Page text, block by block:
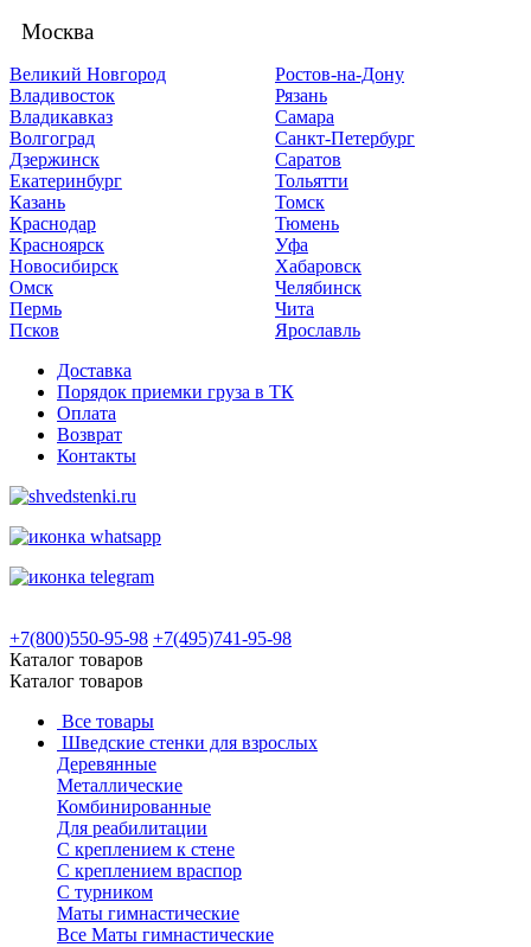
Москва
Великий Новгород
Владивосток
Владикавказ
Волгоград
Дзержинск
Екатеринбург
Казань
Краснодар
Красноярск
Новосибирск
Омск
Пермь
Псков
Ростов-на-Дону
Рязань
Самара
Санкт-Петербург
Саратов
Тольятти
Томск
Тюмень
Уфа
Хабаровск
Челябинск
Чита
Ярославль
Доставка
Порядок приемки груза в ТК
Оплата
Возврат
Контакты
+7(800)550-95-98 +7(495)741-95-98
Каталог товаров
Каталог товаров
Все товары
Шведские стенки для взрослых
Деревянные
Металлические
Комбинированные
Для реабилитации
С креплением к стене
С креплением враспор
С турником
Маты гимнастические
Все Маты гимнастические